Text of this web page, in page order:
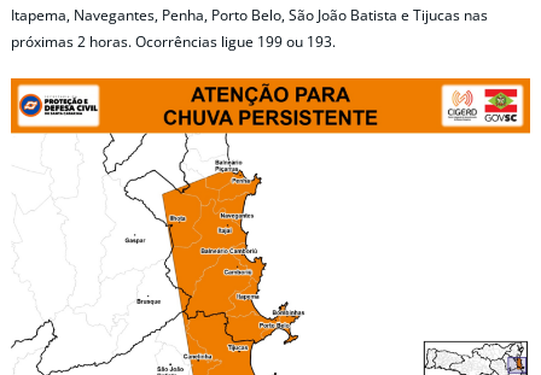
Itapema, Navegantes, Penha, Porto Belo, São João Batista e Tijucas nas
próximas 2 horas. Ocorrências ligue 199 ou 193.